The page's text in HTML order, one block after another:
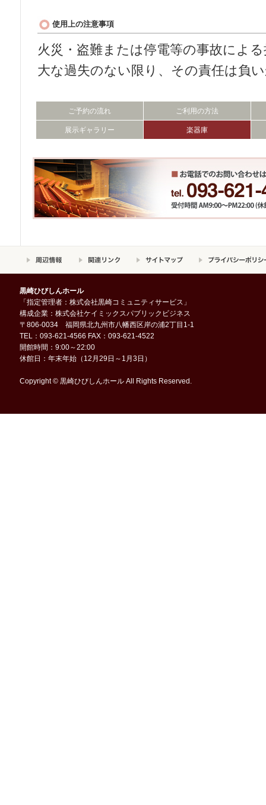
使用上の注意事項
火災・盗難または停電等の事故によ
大な過失のない限り、その責任は負
ご予約の流れ ご利用の方法
展示ギャラリー 楽器庫
黒崎ひびしんホール
「指定管理者：株式会社黒崎コミュニティサービス」
構成企業：株式会社ケイミックスパブリックビジネス
〒806-0034 福岡県北九州市八幡西区岸の浦2丁目1-1
TEL：093-621-4566 FAX：093-621-4522
開館時間：9:00～22:00
休館日：年末年始（12月29日～1月3日）
Copyright © 黒崎ひびしんホール All Rights Reserved.